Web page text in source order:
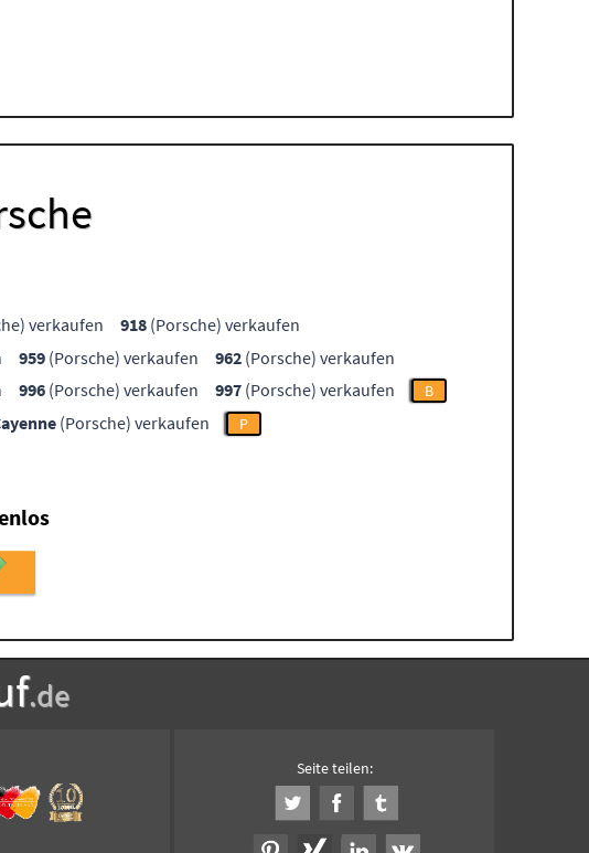
verkaufen 918 (Porsche) verkaufen
959 (Porsche) verkaufen 962 (Porsche) verkaufen
996 (Porsche) verkaufen 997 (Porsche) verkaufen B
(Porsche) verkaufen P
.de
Seite teilen: